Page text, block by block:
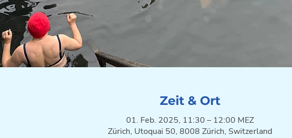
Zeit & Ort
01. Feb. 2025, 11:30 – 12:00 MEZ
Zürich, Utoquai 50, 8008 Zürich, Switzerland